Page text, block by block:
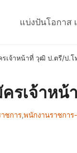
แบ่งปันโอกาส
เจ้าหน้าที่ วุฒิ ป.ตรี/ป.โ
รเจ้าห
ชการ,พนักงานราชการ